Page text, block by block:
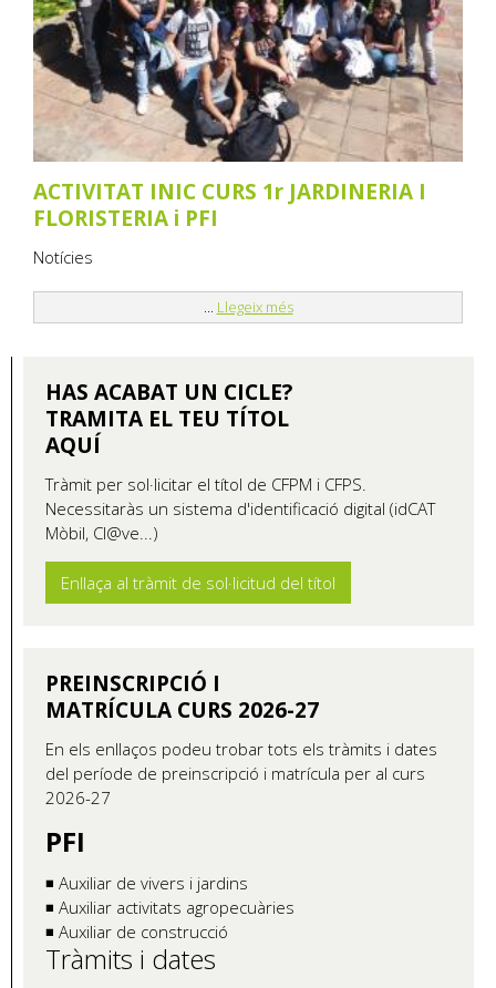
ACTIVITAT INIC CURS 1r JARDINERIA I
FLORISTERIA i PFI
Notícies
... Llegeix més
HAS ACABAT UN CICLE?
TRAMITA EL TEU TÍTOL
AQUÍ
Tràmit per sol·licitar el títol de CFPM i CFPS.
Necessitaràs un sistema d'identificació digital (idCAT
Mòbil, Cl@ve...)
Enllaça al tràmit de sol·licitud del títol
PREINSCRIPCIÓ I
MATRÍCULA CURS 2026-27
En els enllaços podeu trobar tots els tràmits i dates
del període de preinscripció i matrícula per al curs
2026-27
PFI
◾ Auxiliar de vivers i jardins
◾ Auxiliar activitats agropecuàries
◾ Auxiliar de construcció
Tràmits i dates